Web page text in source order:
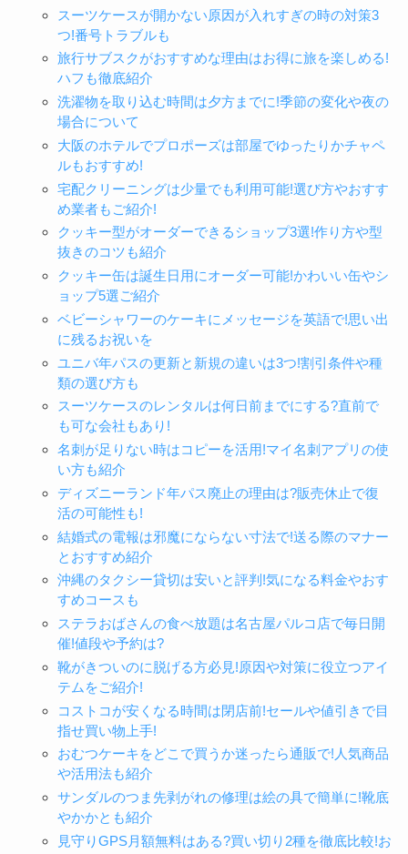
スーツケースが開かない原因が入れすぎの時の対策3
つ!番号トラブルも
旅行サブスクがおすすめな理由はお得に旅を楽しめる!
ハフも徹底紹介
洗濯物を取り込む時間は夕方までに!季節の変化や夜の
場合について
大阪のホテルでプロポーズは部屋でゆったりかチャペ
ルもおすすめ!
宅配クリーニングは少量でも利用可能!選び方やおすす
め業者もご紹介!
クッキー型がオーダーできるショップ3選!作り方や型
抜きのコツも紹介
クッキー缶は誕生日用にオーダー可能!かわいい缶やシ
ョップ5選ご紹介
ベビーシャワーのケーキにメッセージを英語で!思い出
に残るお祝いを
ユニバ年パスの更新と新規の違いは3つ!割引条件や種
類の選び方も
スーツケースのレンタルは何日前までにする?直前で
も可な会社もあり!
名刺が足りない時はコピーを活用!マイ名刺アプリの使
い方も紹介
ディズニーランド年パス廃止の理由は?販売休止で復
活の可能性も!
結婚式の電報は邪魔にならない寸法で!送る際のマナー
とおすすめ紹介
沖縄のタクシー貸切は安いと評判!気になる料金やおす
すめコースも
ステラおばさんの食べ放題は名古屋パルコ店で毎日開
催!値段や予約は?
靴がきついのに脱げる方必見!原因や対策に役立つアイ
テムをご紹介!
コストコが安くなる時間は閉店前!セールや値引きで目
指せ買い物上手!
おむつケーキをどこで買うか迷ったら通販で!人気商品
や活用法も紹介
サンダルのつま先剥がれの修理は絵の具で簡単に!靴底
やかかとも紹介
見守りGPS月額無料はある?買い切り2種を徹底比較!お